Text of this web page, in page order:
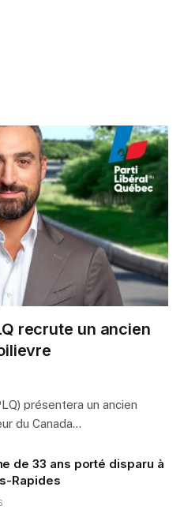
recrute un ancien
présentera un ancien
du Canada…
de 33 ans porté disparu à
Rapides